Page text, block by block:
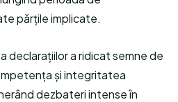
părțile implicate.
declarațiilor a ridicat semne de
și integritatea
dezbateri intense în